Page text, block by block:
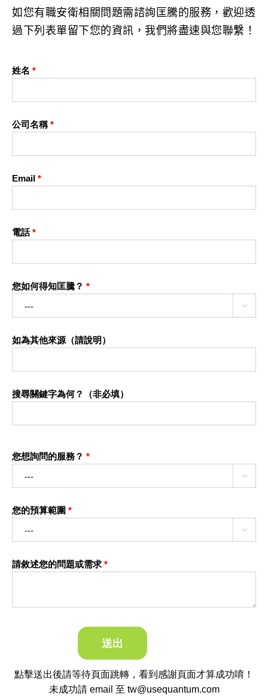
如您有職安衛相關問題需諮詢匡騰的服務，歡迎透
過下列表單留下您的資訊，我們將盡速與您聯繫！
姓名 *
公司名稱*
Email *
電話*
您如何得知匡騰？ *

如為其他來源（請說明）
搜尋關鍵字為何？（非必填）
您想詢問的服務？ *

您的預算範圍 *

請敘述您的問題或需求 *
點擊送出後請等待頁面跳轉，看到感謝頁面才算成功唷！
未成功請 email 至 tw@usequantum.com